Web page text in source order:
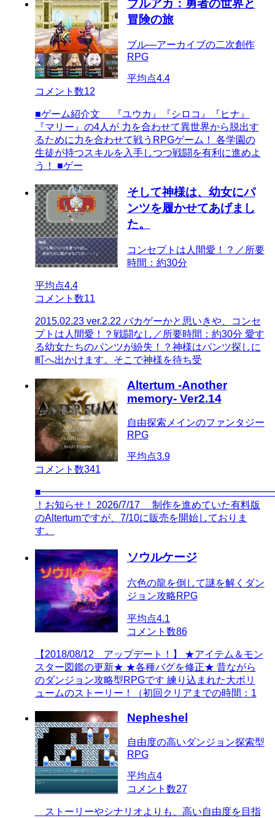
ブルアカ：勇者の世界と
冒険の旅
ブル―アーカイブの二次創作
RPG
平均点4.4
コメント数12
■ゲーム紹介文 『ユウカ』『シロコ』『ヒナ』
『マリー』の4人が 力を合わせて異世界から脱出す
るために力を合わせて戦うRPGゲーム！ 各学園の
生徒が持つスキルを入手しつつ戦闘を有利に進めよ
う！ ■ゲー
そして神様は、幼女にパ
ンツを履かせてあげまし
た。
コンセプトは人間愛！？／所要
時間：約30分
平均点4.4
コメント数11
2015.02.23 ver.2.22 バカゲーかと思いきや、コンセ
プトは人間愛！？戦闘なし／所要時間：約30分 愛す
る幼女たちのパンツが紛失！？神様はパンツ探しに
町へ出かけます。そこで神様を待ち受
Altertum -Another
memory- Ver2.14
自由探索メインのファンタジー
RPG
平均点3.9
コメント数341
！お知らせ！ 2026/7/17 制作を進めていた有料版
のAltertumですが、7/10に販売を開始しておりま
す。
ソウルケージ
六色の龍を倒して謎を解くダン
ジョン攻略RPG
平均点4.1
コメント数86
【2018/08/12 アップデート！】 ★アイテム＆モン
スター図鑑の更新★ ★各種バグを修正★ 昔ながら
のダンジョン攻略型RPGです 練り込まれた大ボリ
ュームのストーリー！（初回クリアまでの時間：1
Nepheshel
自由度の高いダンジョン探索型
RPG
平均点4
コメント数27
ストーリーやシナリオよりも、高い自由度を目指